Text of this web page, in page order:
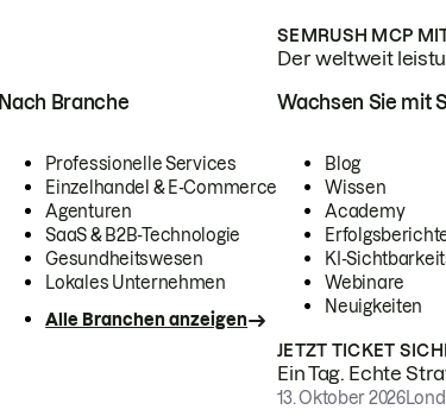
SEMRUSH MCP
Der weltweit
Nach Branche
Professionelle Services
Einzelhandel & E-Commerce
Agenturen
SaaS & B2B-Technologie
Gesundheitswesen
Lokales Unternehmen
Alle Branchen anzeigen
Wachsen Sie mit
Blog
Wissen
Academy
KI-
Webinare
Neuigkeiten
JETZT TICKET
Ein Tag. Echte
13. Oktober 2026